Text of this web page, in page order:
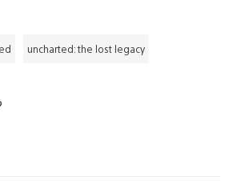
uncharted: the lost legacy